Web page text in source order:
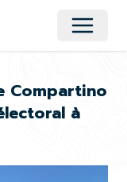
Ouvrir
Compartino
à